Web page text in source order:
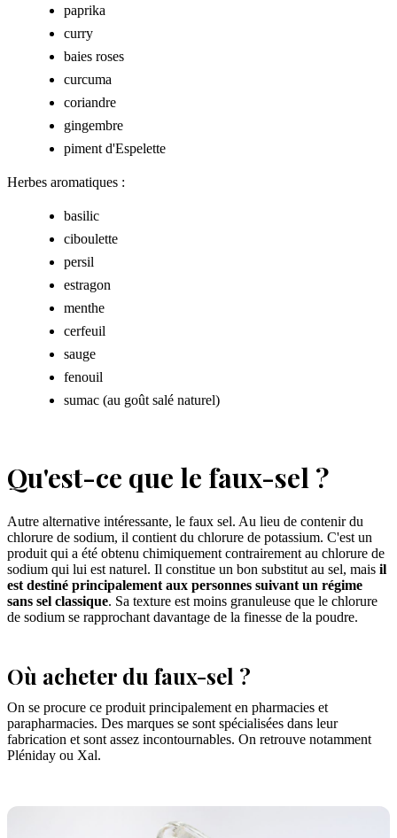
paprika
curry
baies roses
curcuma
coriandre
gingembre
piment d'Espelette
Herbes aromatiques :
basilic
ciboulette
persil
estragon
menthe
cerfeuil
sauge
fenouil
sumac (au goût salé naturel)
Qu'est-ce que le faux-sel ?
Autre alternative intéressante, le faux sel. Au lieu de contenir du
chlorure de sodium, il contient du chlorure de potassium. C'est un
produit qui a été obtenu chimiquement contrairement au chlorure de
sodium qui lui est naturel. Il constitue un bon substitut au sel, mais il
est destiné principalement aux personnes suivant un régime
sans sel classique. Sa texture est moins granuleuse que le chlorure
de sodium se rapprochant davantage de la finesse de la poudre.
Où acheter du faux-sel ?
On se procure ce produit principalement en pharmacies et
parapharmacies. Des marques se sont spécialisées dans leur
fabrication et sont assez incontournables. On retrouve notamment
Pléniday ou Xal.